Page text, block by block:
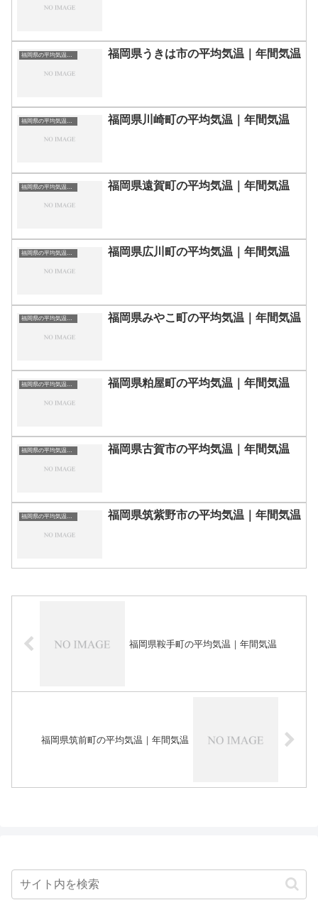
福岡県の平均気温まとめ 福岡県うきは市の平均気温｜年間気温
福岡県の平均気温まとめ 福岡県川崎町の平均気温｜年間気温
福岡県遠賀町の平均気温｜年間気温
福岡県広川町の平均気温｜年間気温
福岡県の平均気温まとめ 福岡県みやこ町の平均気温｜年間気温
福岡県の平均気温まとめ 福岡県粕屋町の平均気温｜年間気温
福岡県の平均気温まとめ 福岡県古賀市の平均気温｜年間気温
福岡県の平均気温まとめ 福岡県筑紫野市の平均気温｜年間気温
福岡県鞍手町の平均気温｜年間気温
福岡県筑前町の平均気温｜年間気温